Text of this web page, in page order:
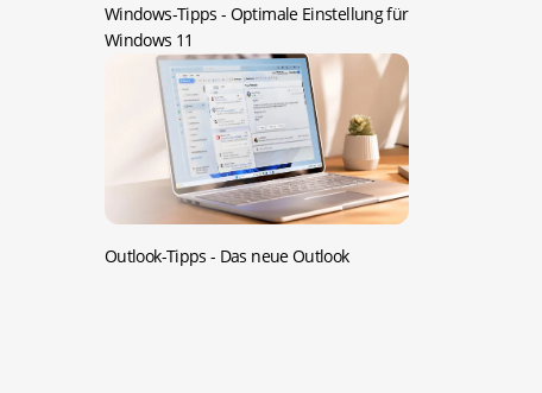
Windows-Tipps - Optimale Einstellung für
Windows 11
Outlook-Tipps - Das neue Outlook